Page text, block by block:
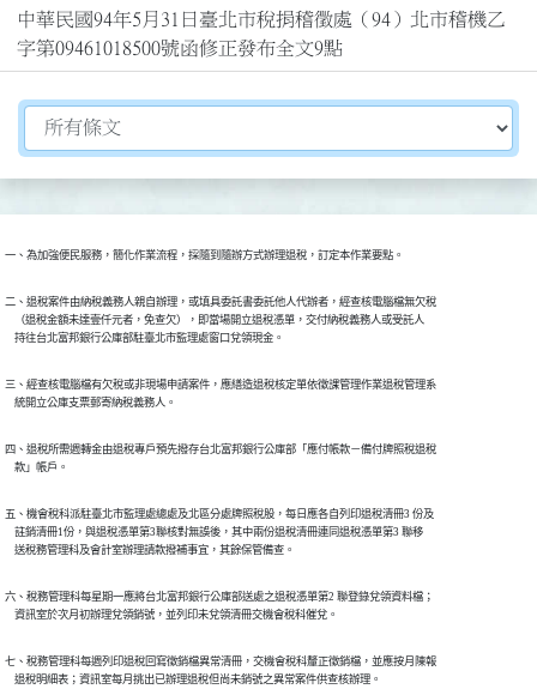
中華民國94年5月31日臺北市稅捐稽徵處（94）北市稽機乙
字第09461018500號函修正發布全文9點
切換選擇法規資訊內容
一、為加強便民服務，簡化作業流程，採隨到隨辦方式辦理退稅，訂定本作業要點。
二、退稅案件由納稅義務人親自辦理，或填具委託書委託他人代辦者，經查核電腦檔無欠稅
    （退稅金額未達壹仟元者，免查欠），即當場開立退稅憑單，交付納稅義務人或受託人
    持往台北富邦銀行公庫部駐臺北市監理處窗口兌領現金。
三、經查核電腦檔有欠稅或非現場申請案件，應繕造退稅核定單依徵課管理作業退稅管理系
    統開立公庫支票郵寄納稅義務人。
四、退稅所需週轉金由退稅專戶預先撥存台北富邦銀行公庫部「應付帳款－備付牌照稅退稅
    款」帳戶。
五、機會稅科派駐臺北市監理處總處及北區分處牌照稅股，每日應各自列印退稅清冊3 份及
    註銷清冊1份，與退稅憑單第3聯核對無誤後，其中兩份退稅清冊連同退稅憑單第3 聯移
    送稅務管理科及會計室辦理請款撥補事宜，其餘保管備查。
六、稅務管理科每星期一應將台北富邦銀行公庫部送處之退稅憑單第2 聯登錄兌領資料檔；
    資訊室於次月初辦理兌領銷號，並列印未兌領清冊交機會稅科催兌。
七、稅務管理科每週列印退稅回寫徵銷檔異常清冊，交機會稅科釐正徵銷檔，並應按月陳報
    退稅明細表；資訊室每月挑出已辦理退稅但尚未銷號之異常案件供查核辦理。